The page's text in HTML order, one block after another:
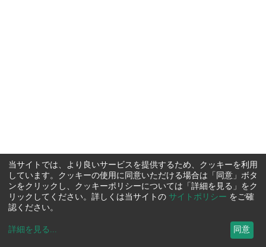
当サイトでは、より良いサービスを提供するため、クッキーを利用
しています。クッキーの使用に同意いただける場合は「同意」ボタ
ンをクリックし、クッキーポリシーについては「詳細を見る」をク
リックしてください。詳しくは当サイトの サイトポリシー をご確
認ください。
詳細を見る ... 同意